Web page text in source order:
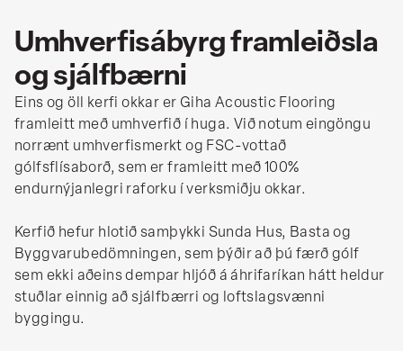
Umhverfisábyrg framleiðsla
og sjálfbærni
Eins og öll kerfi okkar er Giha Acoustic Flooring
framleitt með umhverfið í huga. Við notum eingöngu
norrænt umhverfismerkt og FSC-vottað
gólfsflísaborð, sem er framleitt með 100%
endurnýjanlegri raforku í verksmiðju okkar.
Kerfið hefur hlotið samþykki Sunda Hus, Basta og
Byggvarubedömningen, sem þýðir að þú færð gólf
sem ekki aðeins dempar hljóð á áhrifaríkan hátt heldur
stuðlar einnig að sjálfbærri og loftslagsvænni
byggingu.